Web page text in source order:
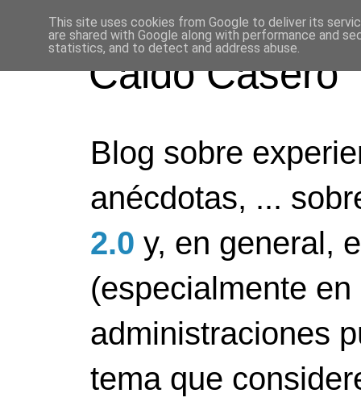
Caldo Casero
Blog sobre
anécdotas, ...
2.0 y, en general,
(especialmente
administraciones
tema que
This site uses cookies from Google to deliver its
are shared with Google along with performance and
statistics, and to detect and address abuse.